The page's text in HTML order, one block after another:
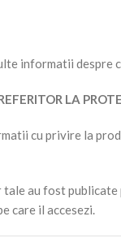
informatii despre
LA
cu privire la
au fost publicate
care il accesezi.